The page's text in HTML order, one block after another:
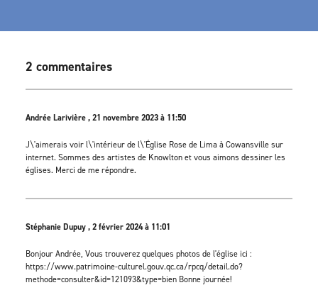
2 commentaires
Andrée Larivière , 21 novembre 2023 à 11:50
J\'aimerais voir l\'intérieur de l\'Église Rose de Lima à Cowansville sur
internet. Sommes des artistes de Knowlton et vous aimons dessiner les
églises. Merci de me répondre.
Stéphanie Dupuy , 2 février 2024 à 11:01
Bonjour Andrée, Vous trouverez quelques photos de l'église ici :
https://www.patrimoine-culturel.gouv.qc.ca/rpcq/detail.do?
methode=consulter&id=121093&type=bien Bonne journée!